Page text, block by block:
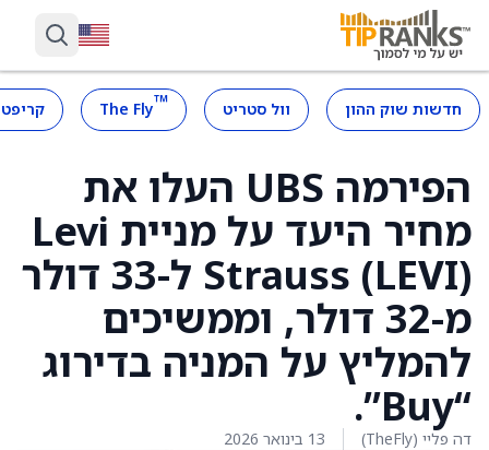
חדשות שוק ההון וול סטריט ™
The Fly
הפירמה UBS העלו את
מחיר היעד על מניית Levi
Strauss (LEVI) ל-33 דולר
מ-32 דולר, וממשיכים
להמליץ על המניה בדירוג
“Buy”.
דה פליי (TheFly) 13 בינואר 2026